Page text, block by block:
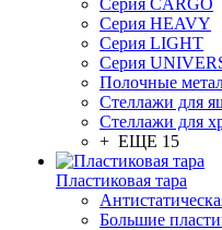
Серия CARGO
Серия HEAVY
Серия LIGHT
Серия
Полочные
Стеллажи для
Стеллажи для
+ ЕЩЕ 15
Пластиковая тара
Большие